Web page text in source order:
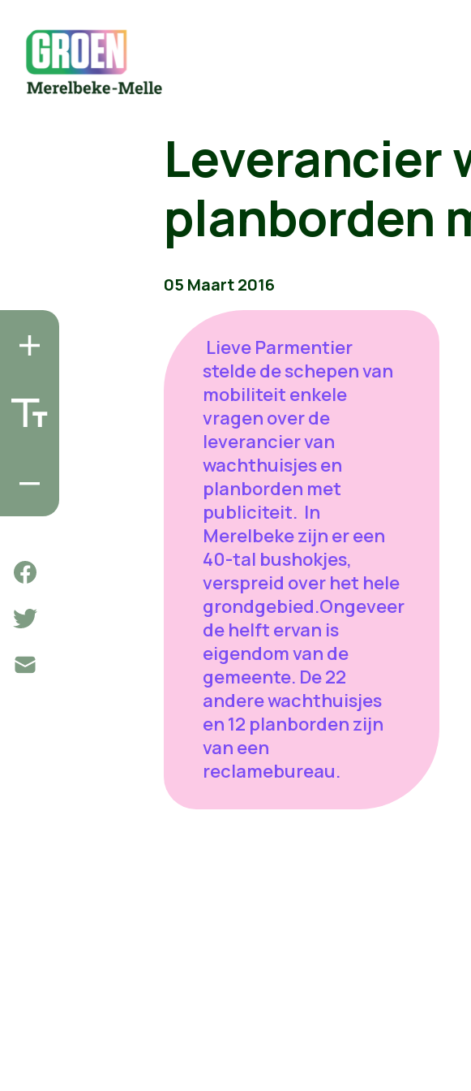
Leverancier
planborden
05 Maart 2016
Lieve Parmentier
stelde de schepen van
mobiliteit enkele
vragen over de
leverancier van
wachthuisjes en
planborden met
publiciteit. In
Merelbeke zijn er een
40-tal bushokjes,
verspreid over het hele
grondgebied.Ongeveer
de helft ervan is
eigendom van de
gemeente. De 22
andere wachthuisjes
en 12 planborden zijn
van een
reclamebureau.